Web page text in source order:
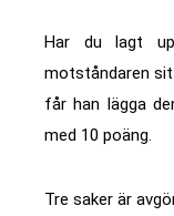
Har du lagt
motståndaren
får han lägga
med 10 poäng.
Tre saker är